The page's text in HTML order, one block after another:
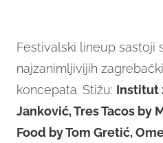
Festivalski lineup sastoji
najzanimljivijih
koncepata. Stižu: Institut
Janković, Tres Tacos by
Food by Tom Gretić,